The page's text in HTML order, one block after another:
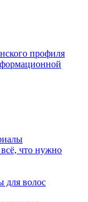
профиля
что нужно
для волос